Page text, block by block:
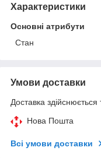
Характеристики
Основні атрибути
Стан
Умови доставки
Доставка здійснюється
Нова Пошта
Всі умови доставки